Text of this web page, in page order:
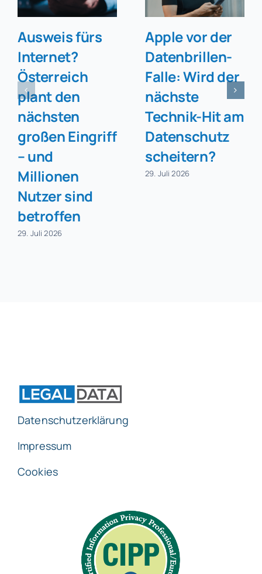
Ausweis fürs
Internet?
Österreich
plant den
nächsten
großen Eingriff
– und
Millionen
Nutzer sind
betroffen
29. Juli 2026
Apple vor der
Datenbrillen-
Falle: Wird der
nächste
Technik-Hit am
Datenschutz
scheitern?
29. Juli 2026
Datenschutzerklärung
Impressum
Cookies